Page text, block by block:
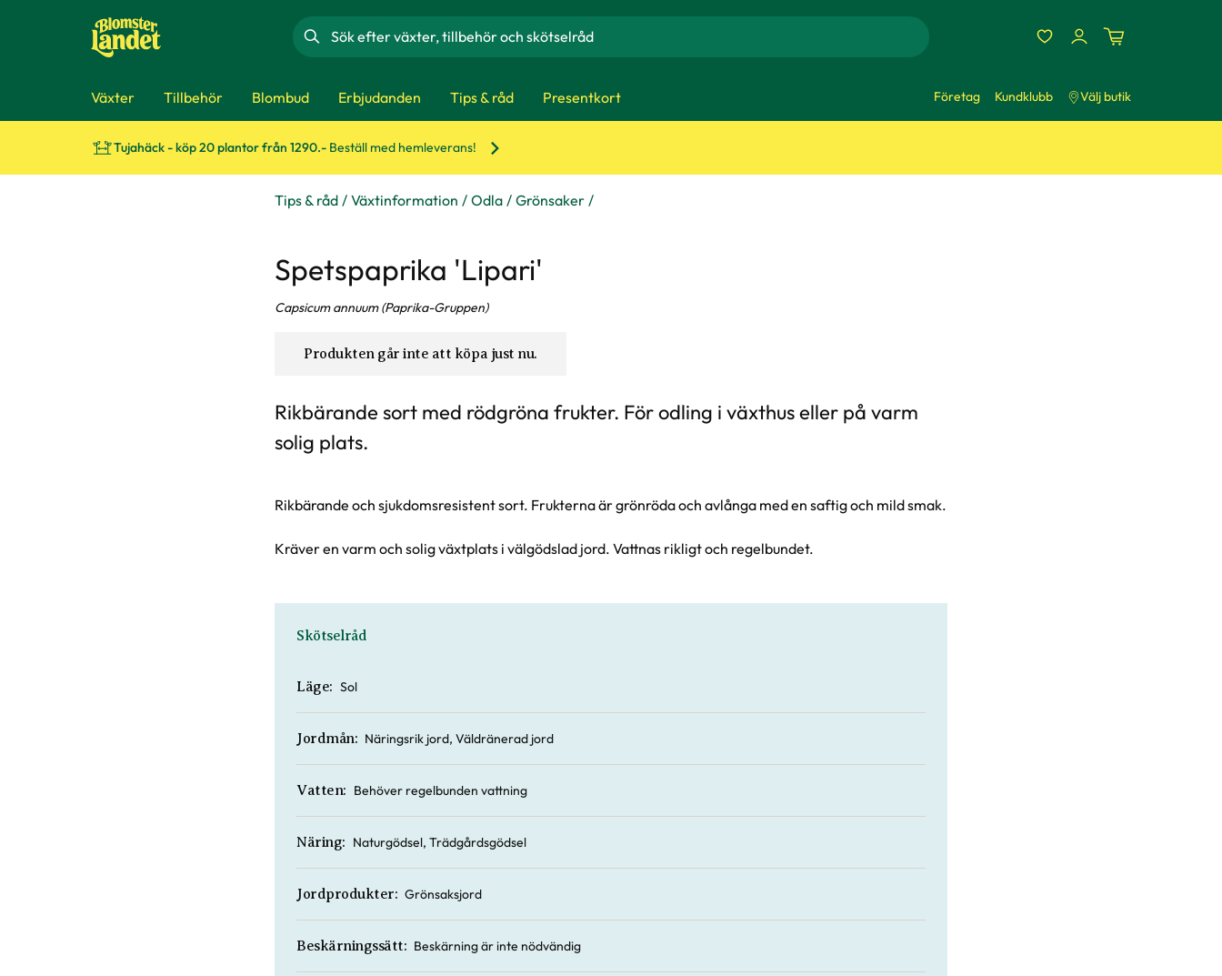
Sök
Växter Tillbehör Blombud Erbjudanden Tips & råd Presentkort Företag Kundklubb Välj butik
Tujahäck - köp 20 plantor från 1290.- Beställ med hemleverans!
Tips & råd Växtinformation Odla Grönsaker
Spetspaprika 'Lipari'
Capsicum annuum (Paprika-Gruppen)
Produkten går inte att köpa just nu.
Rikbärande sort med rödgröna frukter. För odling i växthus eller på varm
solig plats.
Rikbärande och sjukdomsresistent sort. Frukterna är grönröda och avlånga med en saftig och mild smak.
Kräver en varm och solig växtplats i välgödslad jord. Vattnas rikligt och regelbundet.
Skötselråd
Läge: Sol
Jordmån: Näringsrik jord, Väldränerad jord
Vatten: Behöver regelbunden vattning
Näring: Naturgödsel, Trädgårdsgödsel
Jordprodukter: Grönsaksjord
Beskärningssätt: Beskärning är inte nödvändig